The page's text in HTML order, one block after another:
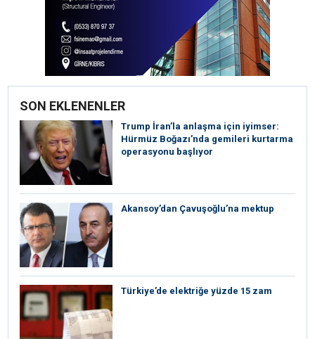
SON EKLENENLER
Trump İran’la anlaşma için iyimser:
Hürmüz Boğazı’nda gemileri kurtarma
operasyonu başlıyor
Akansoy’dan Çavuşoğlu’na mektup
Türkiye’de elektriğe yüzde 15 zam